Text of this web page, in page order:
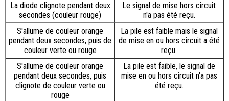
La diode clignote pendant deux
secondes (couleur rouge)
Le signal de mise hors circuit
n'a pas été reçu.
S'allume de couleur orange
pendant deux secondes, puis de
couleur verte ou rouge
La pile est faible mais le signal
de mise en ou hors circuit a été
reçu.
S'allume de couleur orange
pendant deux secondes, puis
clignote de couleur verte ou
rouge
La pile est faible, le signal de
mise en ou hors circuit n'a pas
été reçu.